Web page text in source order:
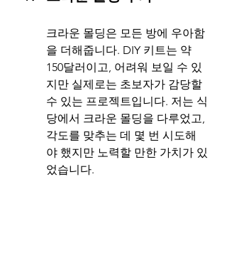
크라운 몰딩은 모든 방에 우아함
을 더해줍니다. DIY 키트는 약
150달러이고, 어려워 보일 수 있
지만 실제로는 초보자가 감당할
수 있는 프로젝트입니다. 저는 식
당에서 크라운 몰딩을 다루었고,
각도를 맞추는 데 몇 번 시도해
야 했지만 노력할 만한 가치가 있
었습니다.